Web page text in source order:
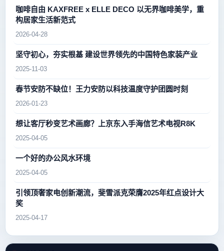
咖啡自由 KAXFREE x ELLE DECO 以无界咖啡美学，重
构居家生活新范式
2026-04-28
坚守初心，夯实根基 建设世界领先的中国特色家装产业
2025-11-03
春节安防不缺位！王力安防以科技温度守护团圆时刻
2026-01-23
想让客厅秒变艺术画廊？上京东入手海信艺术电视R8K
2025-04-05
一个好的办公风水环境
2025-04-05
引领顶奢家电创新潮流，斐雪派克荣膺2025年红点设计大
奖
2025-04-17